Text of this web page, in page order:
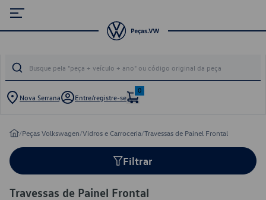
Nova Serrana Entre/registre-se
0
/Peças Volkswagen/Vidros e Carroceria/Travessas de Painel Frontal
Filtrar
Travessas de Painel Frontal